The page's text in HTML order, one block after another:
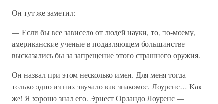
Он тут же заметил:
— Если бы все зависело от людей науки, то, по-моему,
американские ученые в подавляющем большинстве
высказались бы за запрещение этого страшного оружия.
Он назвал при этом несколько имен. Для меня тогда
только одно из них звучало как знакомое. Лоуренс… Как
же! Я хорошо знал его. Эрнест Орландо Лоуренс —